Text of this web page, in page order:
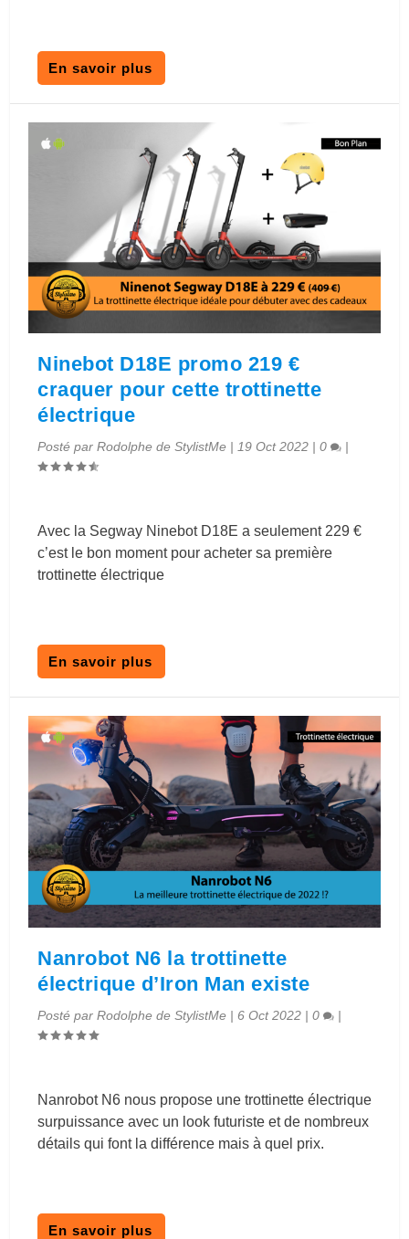
En savoir plus
Ninebot D18E promo 219 €
craquer pour cette trottinette
électrique
Posté parRodolphe de StylistMe |19 Oct 2022 |0 |
Avec la Segway Ninebot D18E a seulement 229 €
c’est le bon moment pour acheter sa première
trottinette électrique
En savoir plus
Nanrobot N6 la trottinette
électrique d’Iron Man existe
Posté parRodolphe de StylistMe |6 Oct 2022 |0 |
Nanrobot N6 nous propose une trottinette électrique
surpuissance avec un look futuriste et de nombreux
détails qui font la différence mais à quel prix.
En savoir plus